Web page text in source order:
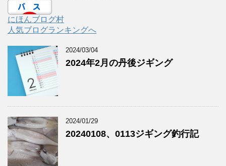
にほんブログ村
人気ブログランキングへ
2024/03/04
2024年2月の丹後ジギング
2024/01/29
20240108、0113ジギング釣行記